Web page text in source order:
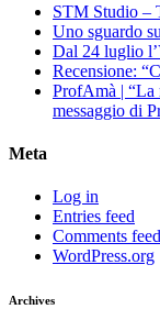
STM Studio
Uno sguardo
Dal 24 luglio
Recensione:
ProfAmà | “La
messaggio di
Meta
Log in
Entries feed
Comments feed
WordPress.org
Archives